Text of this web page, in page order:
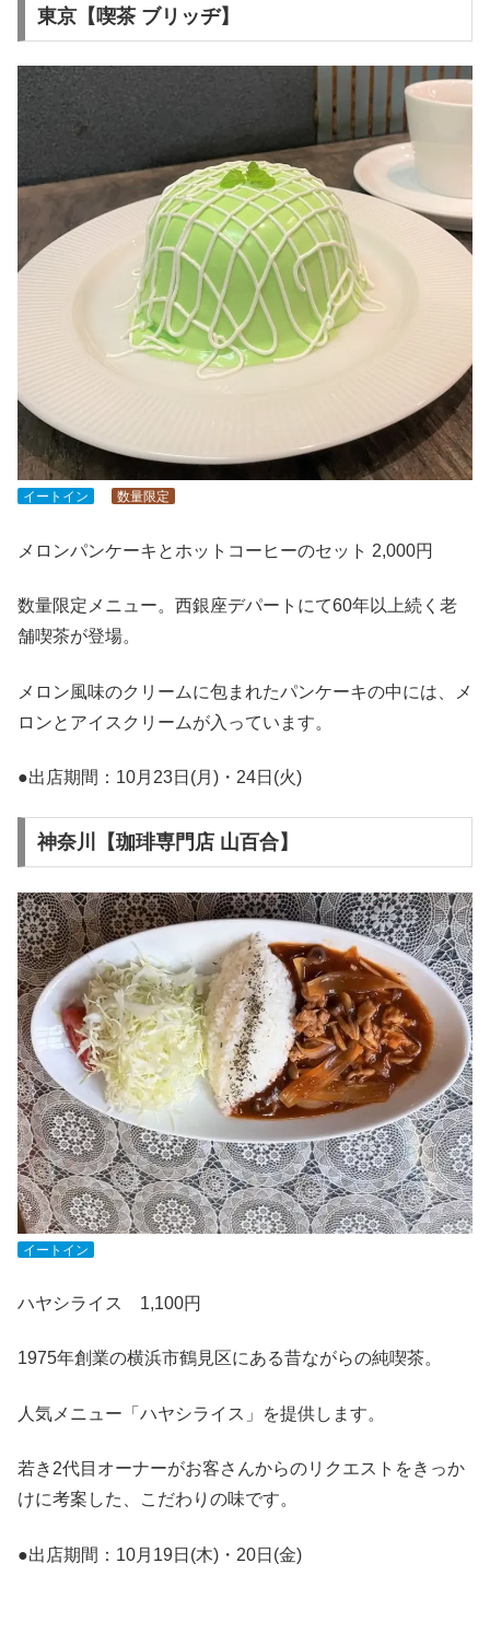
東京【喫茶 ブリッヂ】
イートイン 数量限定
メロンパンケーキとホットコーヒーのセット 2,000円
数量限定メニュー。西銀座デパートにて60年以上続く老
舗喫茶が登場。
メロン風味のクリームに包まれたパンケーキの中には、メ
ロンとアイスクリームが入っています。
●出店期間：10月23日(月)・24日(火)
神奈川【珈琲専門店 山百合】
イートイン
ハヤシライス 1,100円
1975年創業の横浜市鶴見区にある昔ながらの純喫茶。
人気メニュー「ハヤシライス」を提供します。
若き2代目オーナーがお客さんからのリクエストをきっか
けに考案した、こだわりの味です。
●出店期間：10月19日(木)・20日(金)